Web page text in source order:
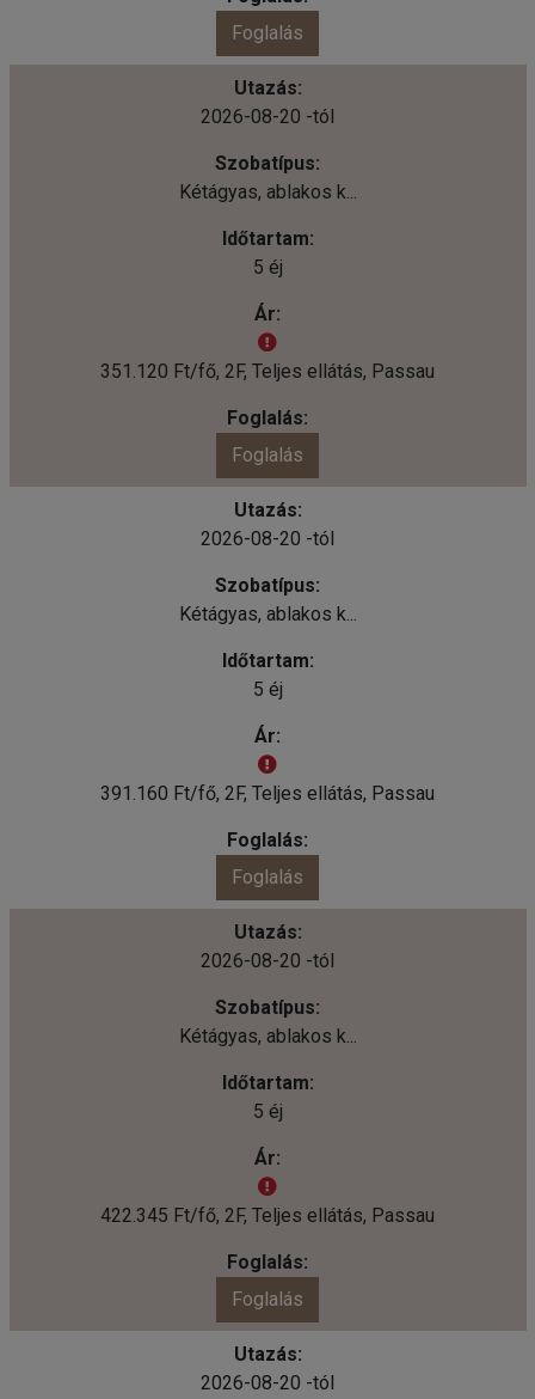
Foglalás
2026-08-20 -tól
Kétágyas, ablakos k...
5 éj
351.120 Ft/fő, 2F, Teljes ellátás, Passau
Foglalás
2026-08-20 -tól
Kétágyas, ablakos k...
5 éj
391.160 Ft/fő, 2F, Teljes ellátás, Passau
Foglalás
2026-08-20 -tól
Kétágyas, ablakos k...
5 éj
422.345 Ft/fő, 2F, Teljes ellátás, Passau
Foglalás
2026-08-20 -tól